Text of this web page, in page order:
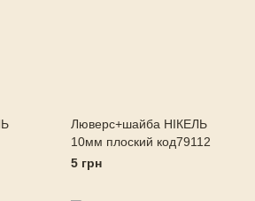
Люверс+шайба НІКЕЛЬ
10мм плоский код79112
5 грн